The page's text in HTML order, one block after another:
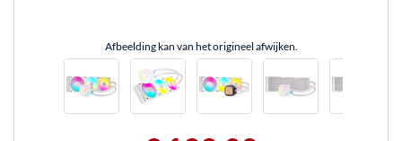
Afbeelding kan van het origineel afwijken.